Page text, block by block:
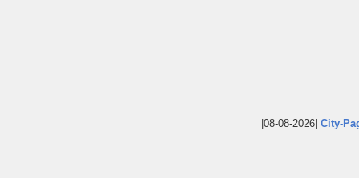
|08-08-2026| City-